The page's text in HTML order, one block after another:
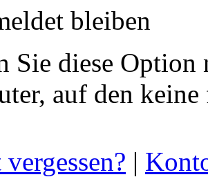
bleiben
Sie diese
auf den
|